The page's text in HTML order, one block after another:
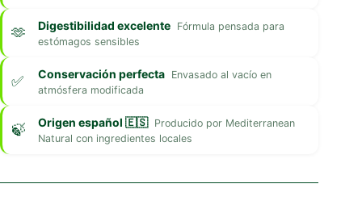
Digestibilidad excelente Fórmula pensada para
estómagos sensibles
Conservación perfecta Envasado al vacío en
atmósfera modificada
Origen español 🇪🇸 Producido por Mediterranean
Natural con ingredientes locales